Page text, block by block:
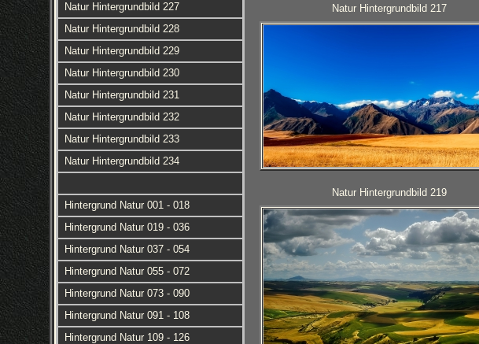
Natur Hintergrundbild 227
Natur Hintergrundbild 228
Natur Hintergrundbild 229
Natur Hintergrundbild 230
Natur Hintergrundbild 231
Natur Hintergrundbild 232
Natur Hintergrundbild 233
Natur Hintergrundbild 234
Hintergrund Natur 001 - 018
Hintergrund Natur 019 - 036
Hintergrund Natur 037 - 054
Hintergrund Natur 055 - 072
Hintergrund Natur 073 - 090
Hintergrund Natur 091 - 108
Hintergrund Natur 109 - 126
Natur Hintergrundbild 217
Natur Hintergrundbild 219